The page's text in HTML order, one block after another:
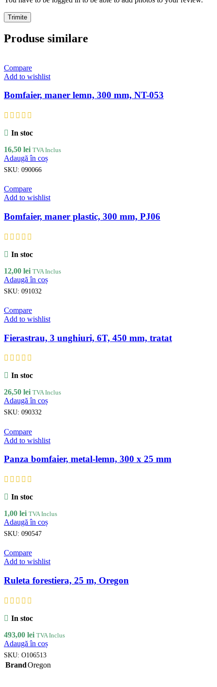
Produse similare
Compare
Add to wishlist
Bomfaier, maner lemn, 300 mm, NT-053
In stoc
16,50 lei TVA Inclus
Adaugă în coș
SKU: 090066
Compare
Add to wishlist
Bomfaier, maner plastic, 300 mm, PJ06
In stoc
12,00 lei TVA Inclus
Adaugă în coș
SKU: 091032
Compare
Add to wishlist
Fierastrau, 3 unghiuri, 6T, 450 mm, tratat
In stoc
26,50 lei TVA Inclus
Adaugă în coș
SKU: 090332
Compare
Add to wishlist
Panza bomfaier, metal-lemn, 300 x 25 mm
In stoc
1,00 lei TVA Inclus
Adaugă în coș
SKU: 090547
Compare
Add to wishlist
Ruleta forestiera, 25 m, Oregon
In stoc
493,00 lei TVA Inclus
Adaugă în coș
SKU: O106513
BrandOregon